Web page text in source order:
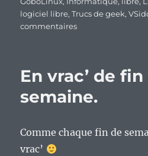
logiciel libre,Trucs de geek,
commentairessur
les
GNU/Linux
au
En vrac’ de fin
semaine.
Comme chaque fin de
vrac’